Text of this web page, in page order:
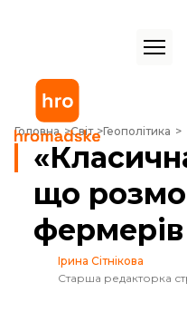
Головна Світ Геополітика
«Класична трампівська
що
Ірина Сітнікова
Старша редакторка